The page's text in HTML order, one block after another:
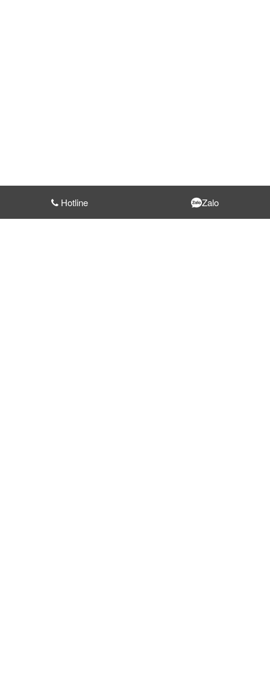
Hotline Zalo